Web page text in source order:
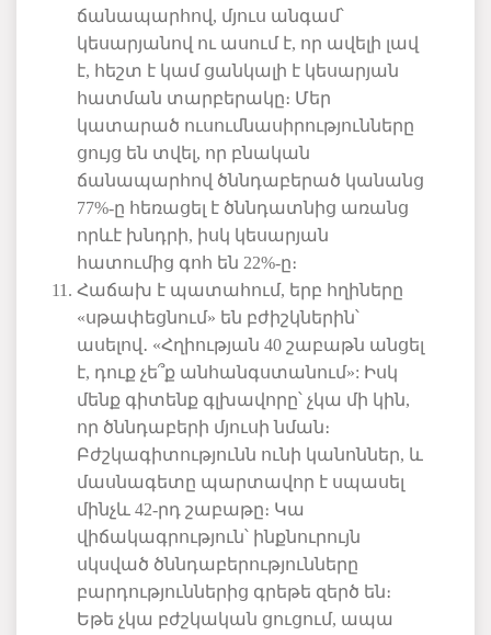
ճանապարհով, մյուս անգամ՝
կեսարյանով ու ասում է, որ ավելի լավ
է, հեշտ է կամ ցանկալի է կեսարյան
հատման տարբերակը։ Մեր
կատարած ուսումնասիրությունները
ցույց են տվել, որ բնական
ճանապարհով ծննդաբերած կանանց
77%-ը հեռացել է ծննդատնից առանց
որևէ խնդրի, իսկ կեսարյան
հատումից գոհ են 22%-ը։
Հաճախ է պատահում, երբ հղիները
«սթափեցնում» են բժիշկներին՝
ասելով ․ «Հղիության 40 շաբաթն անցել
է, դուք չե՞ք անհանգստանում»: Իսկ
մենք գիտենք գլխավորը՝ չկա մի կին,
որ ծննդաբերի մյուսի նման։
Բժշկագիտությունն ունի կանոններ, և
մասնագետը պարտավոր է սպասել
մինչև 42-րդ շաբաթը։ Կա
վիճակագրություն՝ ինքնուրույն
սկսված ծննդաբերությունները
բարդություններից գրեթե զերծ են։
Եթե չկա բժշկական ցուցում, ապա